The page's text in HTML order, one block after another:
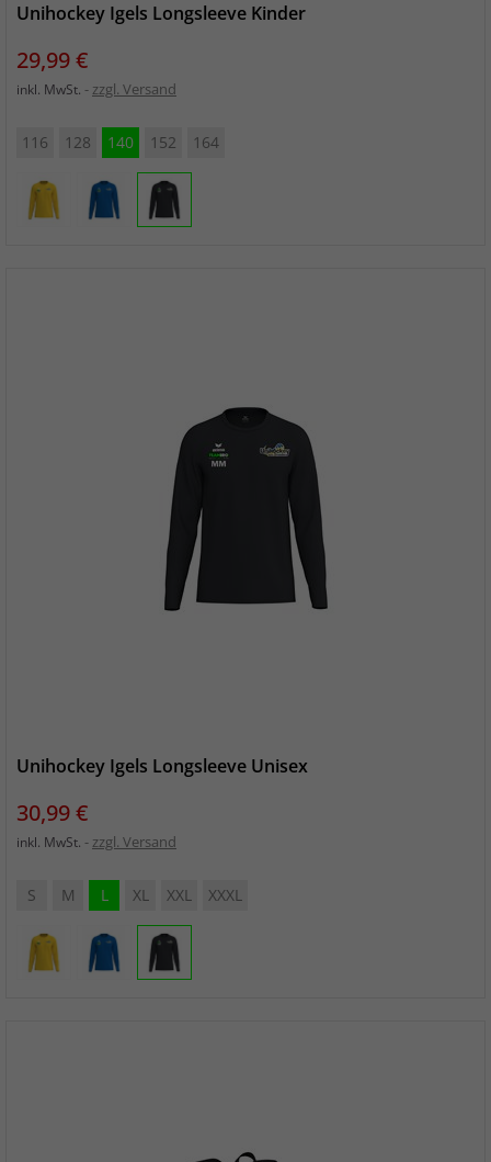
Unihockey Igels Longsleeve Kinder
Preis
29,99 €
inkl. MwSt. zzgl. Versand
116 128 140 152 164
Unihockey Igels Longsleeve Unisex
Preis
30,99 €
inkl. MwSt. zzgl. Versand
S M L XL XXL XXXL